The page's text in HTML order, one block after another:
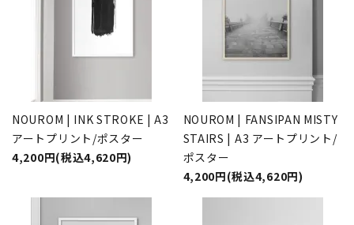
NOUROM | INK STROKE | A3
アートプリント/ポスター
4,200円(税込4,620円)
NOUROM | FANSIPAN MISTY
STAIRS | A3 アートプリント/
ポスター
4,200円(税込4,620円)